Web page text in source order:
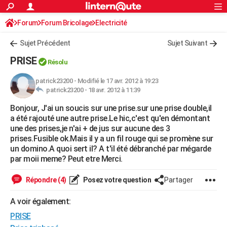
ACTUALITÉS
Politique
Société
Faits Divers
Education
Monde
Villes
+
FINANCE
Retraite
Impôts
Epargne
Immobilier
Risques naturels par ville
Banque
Assurance
Crédit
AUTO
Essais
Réserver un essai
Citadines
Berlines
SUV
Forum auto
+HIGH-TECH
Mobiles
Meilleur smartphone
Internet
Ordinateurs
Jeux vidéo
Guide high-tech
+BRICOLAGE
Forum
Aménagement intérieur
Extérieur
Cuisine
Salle de bains
Jardinage
Rangement
WEEK-END
Guides de France
Escapades
Patrimoine
Expositions
Musées
Week-end nature
LIFESTYLE
SANTE
Alimentation
Guide de la santé
Maladies
Médicaments
Sommeil
VOYAGE
S'inscrire
Connexion
Forum Forum Bricolage Electricité
Sujet Précédent Sujet Suivant
PRISE Résolu
patrick23200- Modifié le 17 avr. 2012 à 19:23
patrick23200 - 18 avr. 2012 à 11:39
Bonjour, J'ai un soucis sur une prise.sur une prise double,il
a été rajouté une autre prise.Le hic,c'est qu'en démontant
une des prises,je n'ai + de jus sur aucune des 3
prises.Fusible ok.Mais il y a un fil rouge qui se promène sur
un domino.A quoi sert il? A t'il été débranché par mégarde
par moii meme? Peut etre Merci.
Répondre (4) Posez votre question Partager
A voir également:
PRISE